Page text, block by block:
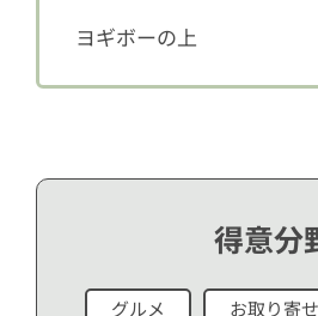
ヨギボーの上
得意分
グルメ お取り寄せ